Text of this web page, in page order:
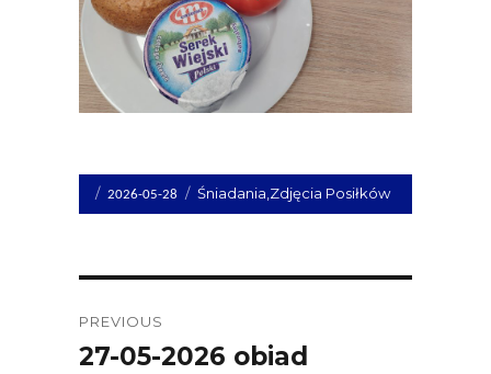
Opublikowano
dnia
2026-05-28 Kategorie
Śniadania Zdjęcia Posiłków
navigation
PREVIOUS
Previous
27-05-2026 obiad